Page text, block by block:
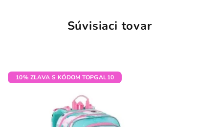
Súvisiaci tovar
10% ZĽAVA S KÓDOM TOPGAL10